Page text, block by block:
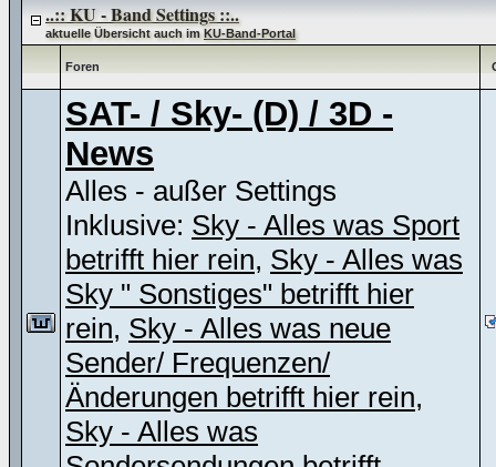
..:: KU - Band Settings ::..
aktuelle Übersicht auch imKU-Band-Portal
Foren
SAT- / Sky- (D) / 3D -
News
Alles - außer Settings
Inklusive: Sky - Alles was Sport
betrifft hier rein, Sky - Alles was
Sky " Sonstiges" betrifft hier
rein, Sky - Alles was neue
Sender/ Frequenzen/
Änderungen betrifft hier rein,
Sky - Alles was